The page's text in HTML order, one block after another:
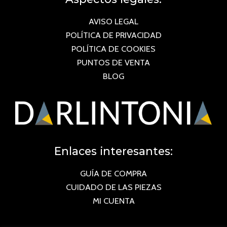
AVISO LEGAL
POLÍTICA DE PRIVACIDAD
POLÍTICA DE COOKIES
PUNTOS DE VENTA
BLOG
Enlaces interesantes:
GUÍA DE COMPRA
CUIDADO DE LAS PIEZAS
MI CUENTA